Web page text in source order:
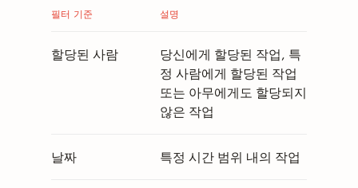
필터 기준 설명
할당된 사람
당신에게 할당된 작업, 특
정 사람에게 할당된 작업
또는 아무에게도 할당되지
않은 작업
날짜 특정 시간 범위 내의 작업